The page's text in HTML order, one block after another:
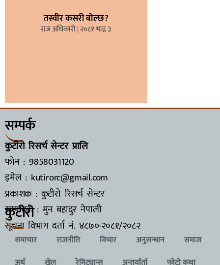
तस्वीर कसरी बोल्छ?
राज अधिकारी २०८१ भाद्र ३
सम्पर्क
कुटीरो रिसर्च सेन्टर प्रालि
फोन : 9858031120
इमेल : kutirorc@gmail.com
प्रकाशक : कुटीरो रिसर्च सेन्टर
सम्पादक : मुन बहादुर नेपाली
सूचना विभाग दर्ता नं. ४८७०-२०८१/२०८२
कुटीरो
समाचार राजनीति विचार अनुसन्धान
समाज